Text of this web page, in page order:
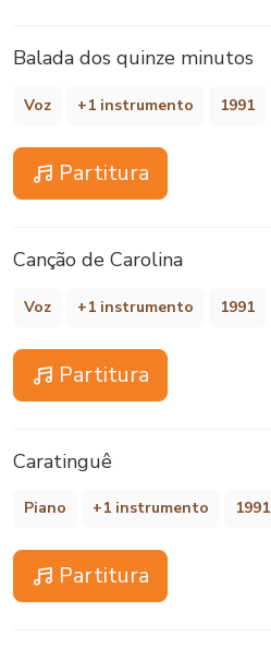
Balada dos quinze minutos
Voz +1 instrumento 1991
Partitura
Canção de Carolina
Voz +1 instrumento 1991
Partitura
Caratinguê
Piano +1 instrumento 1991
Partitura